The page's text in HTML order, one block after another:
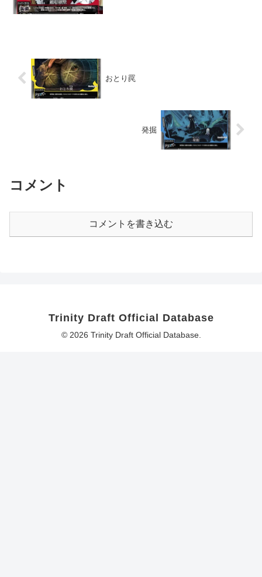
おとり罠
発掘
コメント
コメントを書き込む
Trinity Draft Official Database
© 2026 Trinity Draft Official Database.